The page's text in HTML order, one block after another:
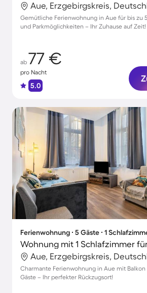
Aue, Erzgebirgskreis,
Gemütliche Ferienwohnung in Aue für bis zu
und Parkmöglichkeiten – Ihr Zuhause auf Zeit!
ab 77 €
pro Nacht
5.0
Ferienwohnung ∙ 5 Gäste ∙ 1
Wohnung mit 1 Schlafzimmer
Aue, Erzgebirgskreis,
Charmante Ferienwohnung in Aue mit Balkon
Gäste – Ihr perfekter Rückzugsort!